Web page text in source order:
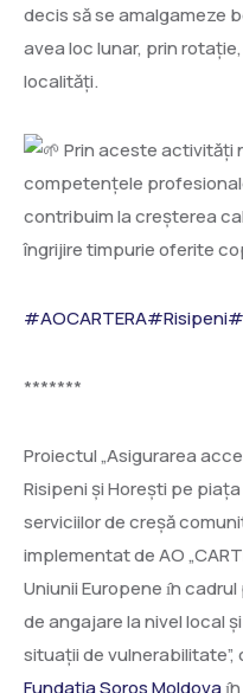
decis să se amalgameze
avea loc lunar, prin
localități.
Prin aceste activități
competențele
contribuim la creșterea
îngrijire timpurie oferite
#AOCARTERA#Risipeni
*******
Proiectul „Asigurarea
Risipeni și Horești pe
serviciilor de creșă
implementat de AO
Uniunii Europene ı̂n
de angajare la nivel local
situații de
Fundația Soros Moldova